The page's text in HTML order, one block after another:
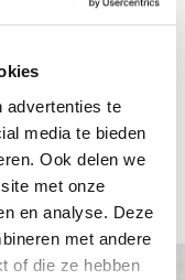
advertenties te
media te bieden
Ook delen we
met onze
en analyse. Deze
met andere
of die ze hebben
de